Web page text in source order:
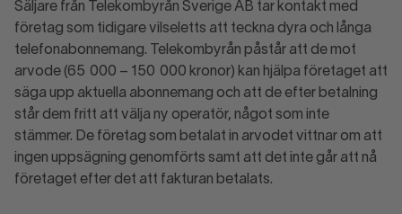
Säljare från Telekombyrån Sverige AB tar kontakt med
företag som tidigare vilseletts att teckna dyra och långa
telefonabonnemang. Telekombyrån påstår att de mot
arvode (65 000 – 150 000 kronor) kan hjälpa företaget att
säga upp aktuella abonnemang och att de efter betalning
står dem fritt att välja ny operatör, något som inte
stämmer. De företag som betalat in arvodet vittnar om att
ingen uppsägning genomförts samt att det inte går att nå
företaget efter det att fakturan betalats.